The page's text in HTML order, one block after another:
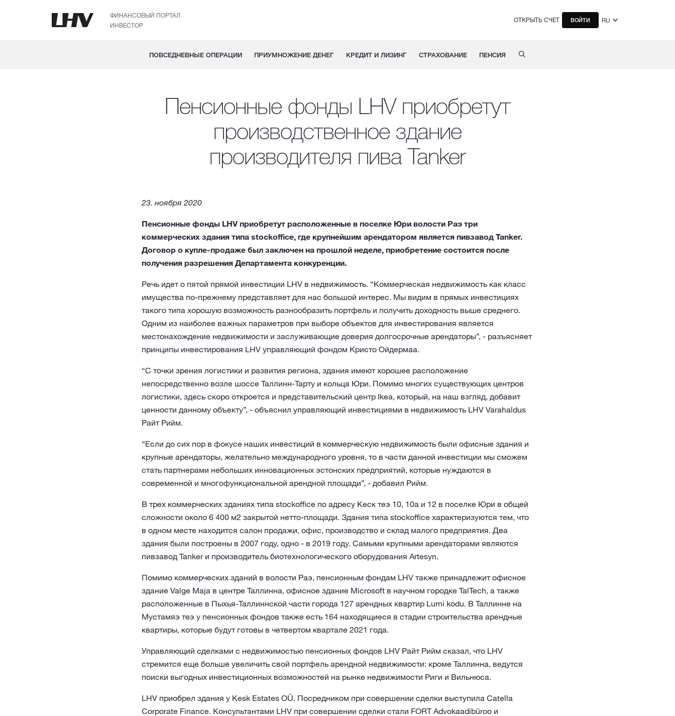
ФИНАНСОВЫЙ ПОРТАЛ
ИНВЕСТОР
ОТКРЫТЬ СЧЕТ ВОЙТИ RU
ПОВСЕДНЕВНЫЕ ОПЕРАЦИИ ПРИУМНОЖЕНИЕ ДЕНЕГ КРЕДИТ И ЛИЗИНГ СТРАХОВАНИЕ ПЕНСИЯ
Пенсионные фонды LHV приобретут
производственное здание
производителя пива Tanker
23. ноября 2020
Пенсионные фонды LHV приобретут расположенные в поселке Юри волости Раэ три
коммерческих здания типа stockoffice, где крупнейшим арендатором является пивзавод Tanker.
Договор о купле-продаже был заключен на прошлой неделе, приобретение состоится после
получения разрешения Департамента конкуренции.
Речь идет о пятой прямой инвестиции LHV в недвижимость. “Коммерческая недвижимость как класс
имущества по-прежнему представляет для нас большой интерес. Мы видим в прямых инвестициях
такого типа хорошую возможность разнообразить портфель и получить доходность выше среднего.
Одним из наиболее важных параметров при выборе объектов для инвестирования является
местонахождение недвижимости и заслуживающие доверия долгосрочные арендаторы”, - разъясняет
принципы инвестирования LHV управляющий фондом Кристо Ойдермаа.
“С точки зрения логистики и развития региона, здания имеют хорошее расположение
непосредственно возле шоссе Таллинн-Тарту и кольца Юри. Помимо многих существующих центров
логистики, здесь скоро откроется и представительский центр Ikea, который, на наш взгляд, добавит
ценности данному объекту”, - объяснил управляющий инвестициями в недвижимость LHV Varahaldus
Райт Рийм.
“Если до сих пор в фокусе наших инвестиций в коммерческую недвижимость были офисные здания и
крупные арендаторы, желательно международного уровня, то в части данной инвестиции мы сможем
стать партнерами небольших инновационных эстонских предприятий, которые нуждаются в
современной и многофункциональной арендной площади”, - добавил Рийм.
В трех коммерческих зданиях типа stockoffice по адресу Кеск теэ 10, 10а и 12 в поселке Юри в общей
сложности около 6 400 м2 закрытой нетто-площади. Здания типа stockoffice характеризуются тем, что
в одном месте находится салон продажи, офис, производство и склад малого предприятия. Два
здания были построены в 2007 году, одно - в 2019 году. Самыми крупными арендаторами являются
пивзавод Tanker и производитель биотехнологического оборудования Artesyn.
Помимо коммерческих зданий в волости Раэ, пенсионным фондам LHV также принадлежит офисное
здание Valge Maja в центре Таллинна, офисное здание Microsoft в научном городке TalTech, а также
расположенные в Пыхья-Таллиннской части города 127 арендных квартир Lumi kodu. В Таллинне на
Мустамяэ теэ у пенсионных фондов также есть 164 находящиеся в стадии строительства арендные
квартиры, которые будут готовы в четвертом квартале 2021 года.
Управляющий сделками с недвижимостью пенсионных фондов LHV Райт Рийм сказал, что LHV
стремится еще больше увеличить свой портфель арендной недвижимости: кроме Таллинна, ведутся
поиски выгодных инвестиционных возможностей на рынке недвижимости Риги и Вильнюса.
LHV приобрел здания у Kesk Estates OÜ. Посредником при совершении сделки выступила Catella
Corporate Finance. Консультантами LHV при совершении сделки стали FORT Advokaadibüroo и